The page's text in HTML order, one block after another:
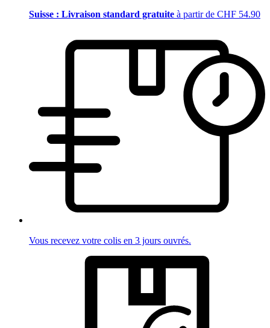
Suisse : Livraison standard gratuite à partir de CHF 54.90
Vous recevez votre colis en 3 jours ouvrés.